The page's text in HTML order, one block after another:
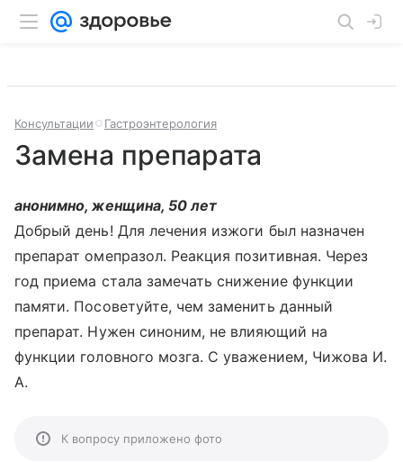
Консультации Гастроэнтерология
Замена препарата
анонимно, женщина, 50 лет
Добрый день! Для лечения изжоги был назначен
препарат омепразол. Реакция позитивная. Через
год приема стала замечать снижение функции
памяти. Посоветуйте, чем заменить данный
препарат. Нужен синоним, не влияющий на
функции головного мозга. С уважением, Чижова И.
А.
К вопросу приложено фото